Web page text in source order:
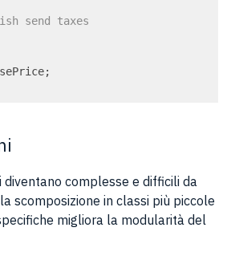
send taxes
complesse e difficili da
scomposizione in classi più piccole
migliora la modularità del